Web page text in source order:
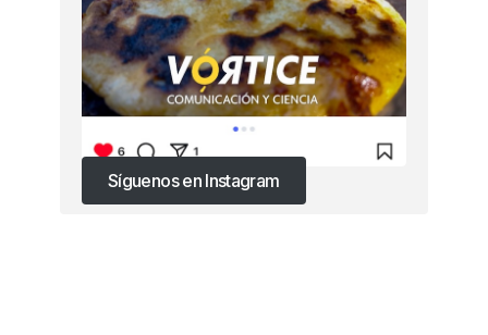
Síguenos en Instagram